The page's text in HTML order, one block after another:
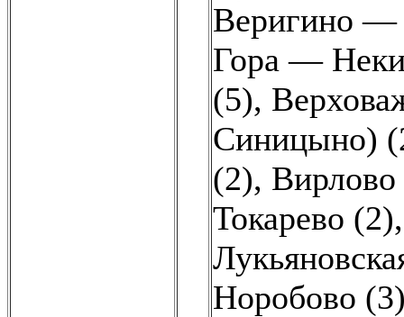
Веригино —
Гора —
(5),
Синицыно)
(2),
Токарево (2)
Норобово